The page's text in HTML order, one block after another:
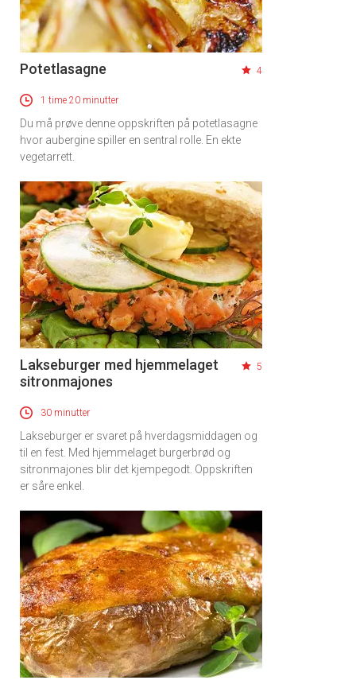
Potetlasagne 4
1 time 20 minutter
Du må prøve denne oppskriften på potetlasagne
hvor aubergine spiller en sentral rolle. En ekte
vegetarrett.
Lakseburger med hjemmelaget
sitronmajones
5
30 minutter
Lakseburger er svaret på hverdagsmiddagen og
til en fest. Med hjemmelaget burgerbrød og
sitronmajones blir det kjempegodt. Oppskriften
er såre enkel.